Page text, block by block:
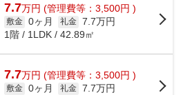
7.7万円 (管理費等：3,500円 )
敷金 0ヶ月 礼金 7.7万円
1階 / 1LDK / 42.89㎡
7.7万円 (管理費等：3,500円 )
敷金 0ヶ月 礼金 7.7万円